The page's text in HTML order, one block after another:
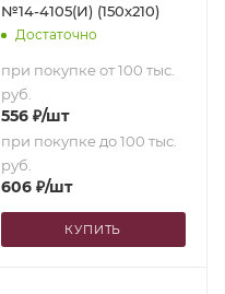
№14-4105(И) (150х210)
Достаточно
при покупке от 100 тыс.
руб.
556₽/шт
при покупке до 100 тыс.
руб.
606₽/шт
КУПИТЬ